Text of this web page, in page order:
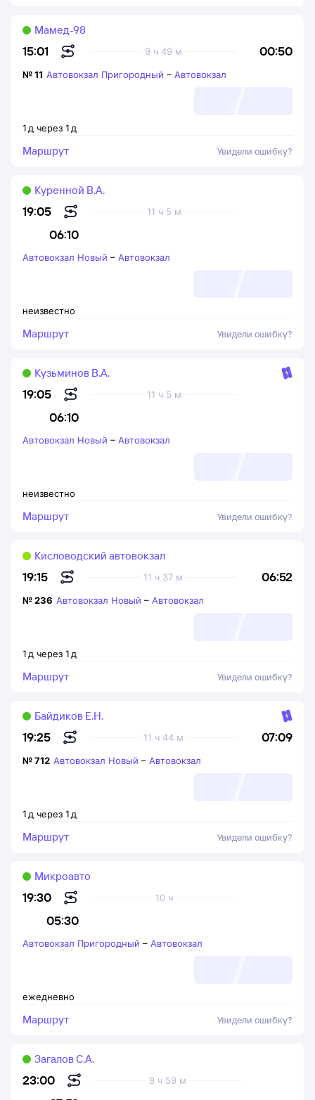
15:01 00:50
9 ч 49 м
Мамед-98
1 д через 1 д
№11 Автовокзал Пригородный – Автовокзал
Маршрут Увидели ошибку?
19:05
06:10
11 ч 5 м
Куренной В.А.
неизвестно
Автовокзал Новый – Автовокзал
Маршрут Увидели ошибку?
19:05
06:10
11 ч 5 м
Кузьминов В.А.
неизвестно
Автовокзал Новый – Автовокзал
Маршрут Увидели ошибку?
19:15 06:52
11 ч 37 м
Кисловодский автовокзал
1 д через 1 д
№236 Автовокзал Новый – Автовокзал
Маршрут Увидели ошибку?
19:25 07:09
11 ч 44 м
Байдиков Е.Н.
1 д через 1 д
№712 Автовокзал Новый – Автовокзал
Маршрут Увидели ошибку?
19:30
05:30
10 ч
Микроавто
ежедневно
Автовокзал Пригородный – Автовокзал
Маршрут Увидели ошибку?
23:00
8 ч 59 м
Загалов С.А.